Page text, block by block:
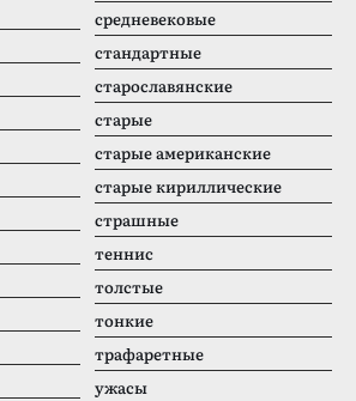
средневековые
стандартные
старославянские
старые
старые американские
старые кириллические
страшные
теннис
толстые
тонкие
трафаретные
ужасы